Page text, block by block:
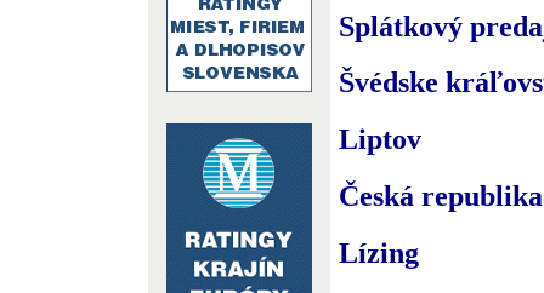
Splátkový
Švédske
Liptov
Česká republika
Lízing